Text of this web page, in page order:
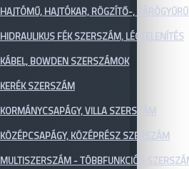
HAJTÓMŰ, HAJTÓKAR, RÖGZÍTŐ-,
HIDRAULIKUS FÉK SZERSZÁM, LÉGTELENÍTÉS
KÁBEL, BOWDEN SZERSZÁMOK
KERÉK SZERSZÁM
KORMÁNYCSAPÁGY, VILLA SZERSZÁM
KÖZÉPCSAPÁGY, KÖZÉPRÉSZ SZERSZÁM
MULTISZERSZÁM - TÖBBFUNKCIÓS